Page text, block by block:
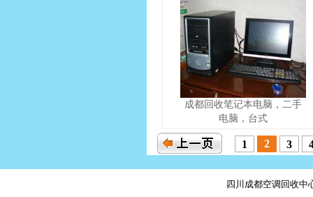
成都回收笔记本电脑，二手
电脑，台式
1 2 3
四川成都空调回收中